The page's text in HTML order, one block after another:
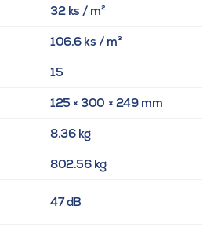
32 ks / m²
106.6 ks / m³
15
125 × 300 × 249 mm
8.36 kg
802.56 kg
47 dB